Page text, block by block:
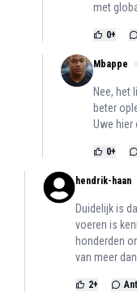
met
0+
Mbappe
Nee, het
beter
Uwe hier
0+
hendrik-haan
Duidelijk is
voeren is
honderden
van meer
2+